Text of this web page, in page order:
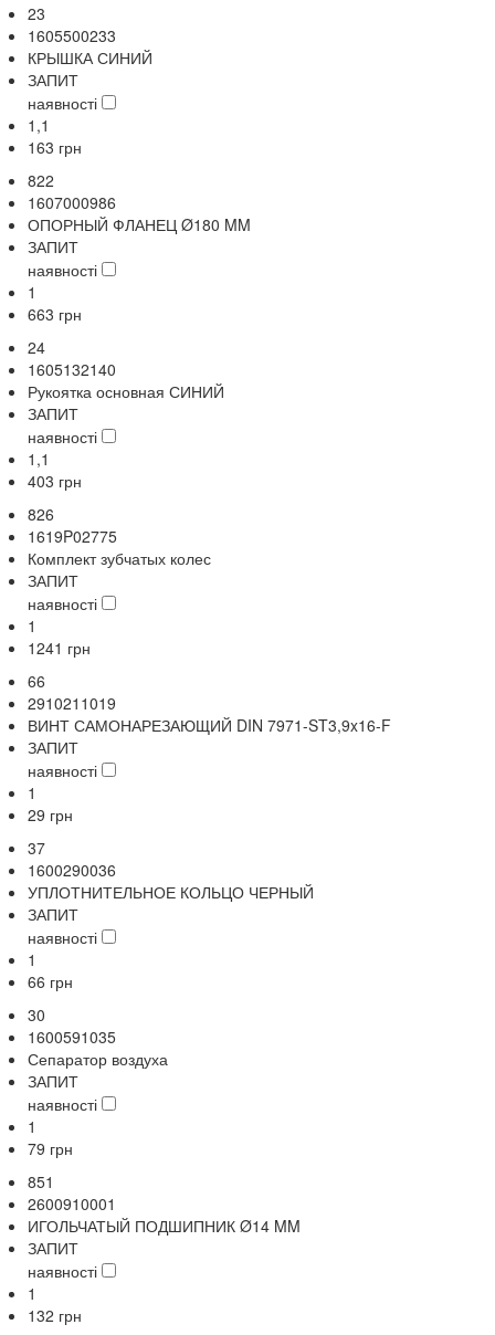
23
1605500233
КРЫШКА СИНИЙ
ЗАПИТ
наявності
1,1
163 грн
822
1607000986
ОПОРНЫЙ ФЛАНЕЦ Ø180 MM
ЗАПИТ
наявності
1
663 грн
24
1605132140
Рукоятка основная СИНИЙ
ЗАПИТ
наявності
1,1
403 грн
826
1619P02775
Комплект зубчатых колес
ЗАПИТ
наявності
1
1241 грн
66
2910211019
ВИНТ САМОНАРЕЗАЮЩИЙ DIN 7971-ST3,9x16-F
ЗАПИТ
наявності
1
29 грн
37
1600290036
УПЛОТНИТЕЛЬНОЕ КОЛЬЦО ЧЕРНЫЙ
ЗАПИТ
наявності
1
66 грн
30
1600591035
Сепаратор воздуха
ЗАПИТ
наявності
1
79 грн
851
2600910001
ИГОЛЬЧАТЫЙ ПОДШИПНИК Ø14 MM
ЗАПИТ
наявності
1
132 грн